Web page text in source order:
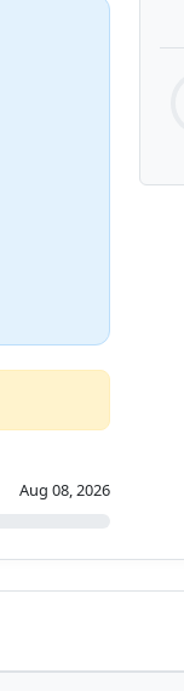
Aug 08, 2026